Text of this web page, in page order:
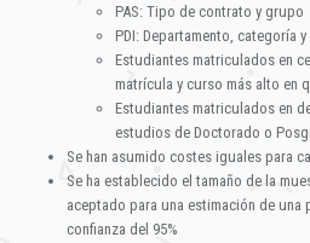
PAS: Tipo de contrato y grupo
PDI: Departamento, categoría
Estudiantes matriculados en
matrícula y curso más alto en
Estudiantes matriculados en
estudios de Doctorado o
Se han asumido costes iguales para
Se ha establecido el tamaño de la
aceptado para una estimación de
confianza del 95%